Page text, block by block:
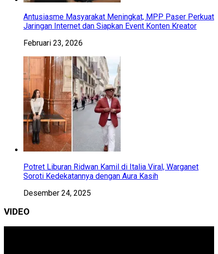
Antusiasme Masyarakat Meningkat, MPP Paser Perkuat
Jaringan Internet dan Siapkan Event Konten Kreator
Februari 23, 2026
Potret Liburan Ridwan Kamil di Italia Viral, Warganet
Soroti Kedekatannya dengan Aura Kasih
Desember 24, 2025
VIDEO